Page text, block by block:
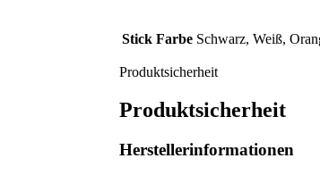
Stick Farbe Schwarz, Weiß,
Produktsicherheit
Produktsicherheit
Herstellerinformationen